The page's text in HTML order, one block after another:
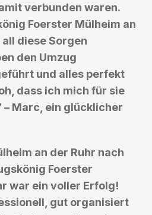
verbunden waren.
Foerster Mülheim an
diese Sorgen
den Umzug
und alles perfekt
dass ich mich für sie
– Marc, ein glücklicher
an der Ruhr nach
Foerster
war ein voller Erfolg!
gut organisiert